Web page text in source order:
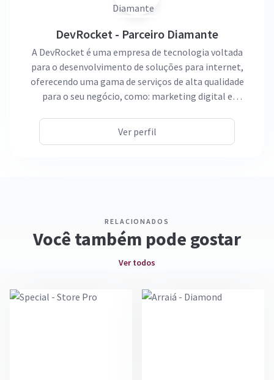
DevRocket - Parceiro Diamante
A DevRocket é uma empresa de tecnologia voltada
para o desenvolvimento de soluções para internet,
oferecendo uma gama de serviços de alta qualidade
para o seu negócio, como: marketing digital e
commerce. Com uma equipe altamente qualificada e
experiente, já atendemos mais de 6 mil clientes com
Ver perfil
RELACIONADOS
Você também pode gostar
Ver todos